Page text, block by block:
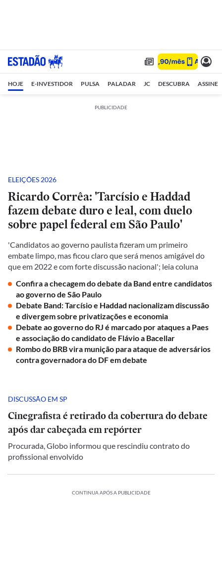
HOJE E-INVESTIDOR PULSA PALADAR JC DESCUBRA ASSINE
PUBLICIDADE
ELEIÇÕES 2026
Ricardo Corrêa: 'Tarcísio e Haddad
fazem debate duro e leal, com duelo
sobre papel federal em São Paulo'
'Candidatos ao governo paulista fizeram um primeiro
embate limpo, mas ficou claro que será menos amigável do
que em 2022 e com forte discussão nacional'; leia coluna
Confira a checagem do debate da Band entre candidatos
ao governo de São Paulo
Debate Band: Tarcísio e Haddad nacionalizam discussão
e divergem sobre privatizações e economia
Debate ao governo do RJ é marcado por ataques a Paes
e associação do candidato de Flávio a Bacellar
Rombo do BRB vira munição para ataque de adversários
contra governadora do DF em debate
DISCUSSÃO EM SP
Cinegrafista é retirado da cobertura do debate
após dar cabeçada em repórter
Procurada, Globo informou que rescindiu contrato do
profissional envolvido
CONTINUA APÓS A PUBLICIDADE